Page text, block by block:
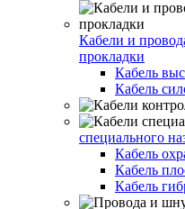
Кабели и
прокладки
Кабель
Кабель
специального
Кабель
Кабель
Кабель